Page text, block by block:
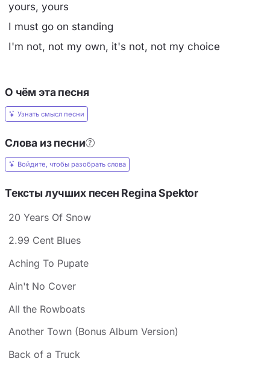
yours, yours
I must go on standing
I'm not, not my own, it's not, not my choice
О чём эта песня
Узнать смысл песни
Слова из песни
Войдите, чтобы разобрать слова
Тексты лучших песен Regina Spektor
20 Years Of Snow
2.99 Cent Blues
Aching To Pupate
Ain't No Cover
All the Rowboats
Another Town (Bonus Album Version)
Back of a Truck